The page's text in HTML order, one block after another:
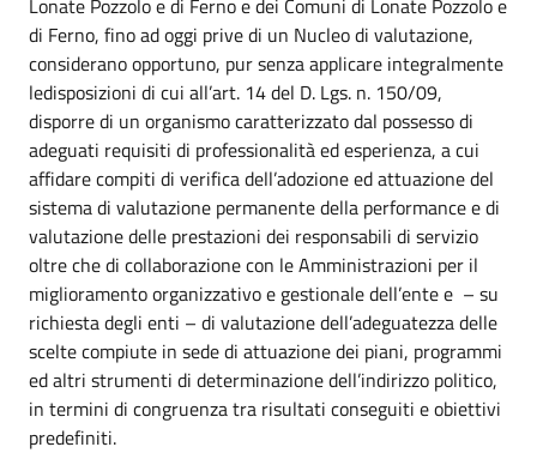
di Ferno, fino ad oggi prive di un Nucleo di valutazione,
considerano opportuno, pur senza applicare integralmente
ledisposizioni di cui all’art. 14 del D. Lgs. n. 150/09,
disporre di un organismo caratterizzato dal possesso di
adeguati requisiti di professionalità ed esperienza, a cui
affidare compiti di verifica dell’adozione ed attuazione del
sistema di valutazione permanente della performance e di
valutazione delle prestazioni dei responsabili di servizio
oltre che di collaborazione con le Amministrazioni per il
miglioramento organizzativo e gestionale dell’ente e – su
richiesta degli enti – di valutazione dell’adeguatezza delle
scelte compiute in sede di attuazione dei piani, programmi
ed altri strumenti di determinazione dell’indirizzo politico,
in termini di congruenza tra risultati conseguiti e obiettivi
predefiniti.